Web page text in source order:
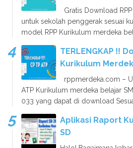
Gratis Download
untuk sekolah penggerak sesuai
model RPP Kurikulum merdeka
TERLENGKAP !!
Kurikulum
rppmerdeka.com –
ATP Kurikulum merdeka belajar
033 yang dapat di download Sesuai
Aplikasi Raport
SD